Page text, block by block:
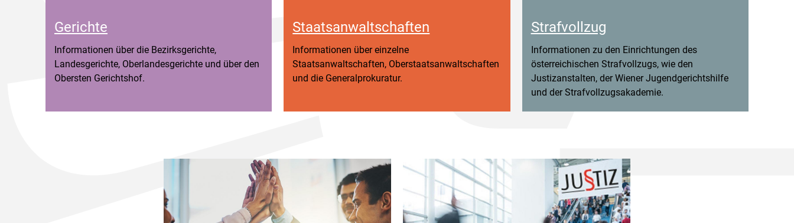
Gerichte
Informationen über die Bezirksgerichte,
Landesgerichte, Oberlandesgerichte und über den
Obersten Gerichtshof.
Staatsanwaltschaften
Informationen über einzelne
Staatsanwaltschaften, Oberstaatsanwaltschaften
und die Generalprokuratur.
Strafvollzug
Informationen zu den Einrichtungen des
österreichischen Strafvollzugs, wie den
Justizanstalten, der Wiener Jugendgerichtshilfe
und der Strafvollzugsakademie.